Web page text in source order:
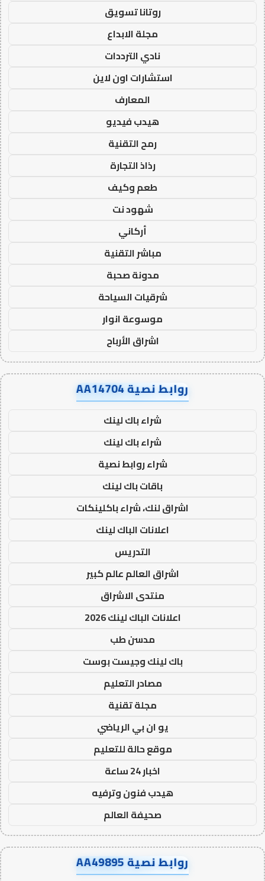
روتانا تسويق
مجلة الابداع
نادي الترددات
استشارات اون لاين
المعارف
هيدب فيديو
رمح التقنية
رذاذ التجارة
طعم وكيف
شهود نت
أركاني
مباشر التقنية
مدونة صحبة
شرقيات السياحة
موسوعة انوار
اشراق الأرباح
روابط نصية AA14704
شراء باك لينك
شراء باك لينك
شراء روابط نصية
باقات باك لينك
اشراق لنك، شراء باكلينكات
اعلانات الباك لينك
التدريس
اشراق العالم عالم كبير
منتدى الاشراق
اعلانات الباك لينك 2026
مدسن طب
باك لينك وجيست بوست
مصادر التعليم
مجلة تقنية
يو ان بي الرياضي
موقع حالة للتعليم
اخبار 24 ساعة
هيدب فنون وترفيه
صحيفة العالم
روابط نصية AA49895